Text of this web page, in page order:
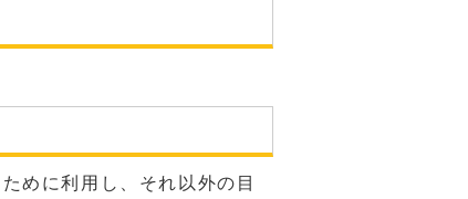
めに利用し、それ以外の目